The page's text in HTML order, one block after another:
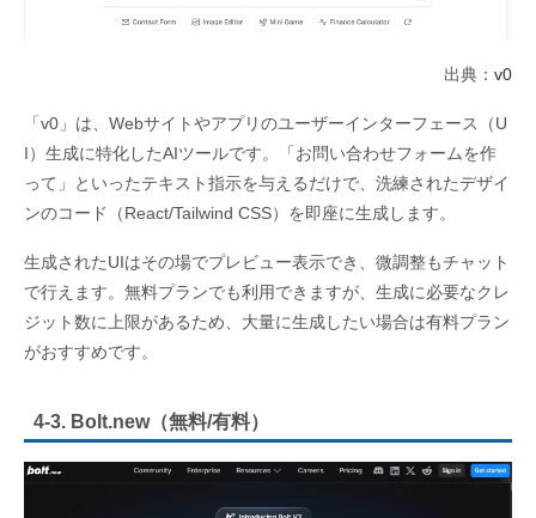
出典： v0
「v0」は、Webサイトやアプリのユーザーインターフェース（U
I）生成に特化したAIツールです。「お問い合わせフォームを作
って」といったテキスト指示を与えるだけで、洗練されたデザイ
ンのコード（React/Tailwind CSS）を即座に生成します。
生成されたUIはその場でプレビュー表示でき、微調整もチャット
で行えます。無料プランでも利用できますが、生成に必要なクレ
ジット数に上限があるため、大量に生成したい場合は有料プラン
がおすすめです。
4-3. Bolt.new（無料/有料）